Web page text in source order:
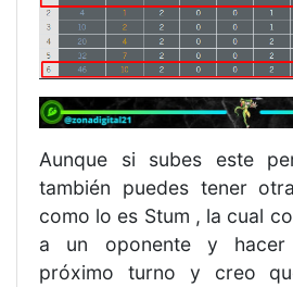
Aunque si subes este
también puedes tener
como lo es Stum , la cual
a un oponente y
próximo turno y creo